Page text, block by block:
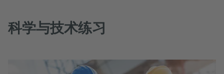
科学与技术练习